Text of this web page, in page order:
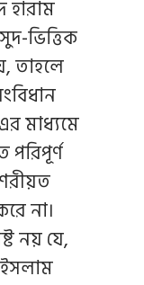
হারাম
ভিত্তিক
তাহলে
মাধ্যমে
পরিপূর্ণ
না।
নয় যে,